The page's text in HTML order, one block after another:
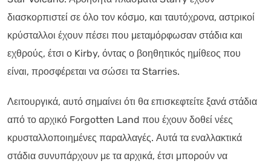
διασκορπιστεί σε όλο τον κόσμο, και ταυτόχρονα, αστρικοί
κρύσταλλοι έχουν πέσει που μεταμόρφωσαν στάδια και
εχθρούς, έτσι ο Kirby, όντας ο βοηθητικός ημίθεος που
είναι, προσφέρεται να σώσει τα Starries.
Λειτουργικά, αυτό σημαίνει ότι θα επισκεφτείτε ξανά στάδια
από το αρχικό Forgotten Land που έχουν δοθεί νέες
κρυσταλλοποιημένες παραλλαγές. Αυτά τα εναλλακτικά
στάδια συνυπάρχουν με τα αρχικά, έτσι μπορούν να